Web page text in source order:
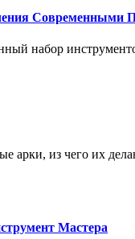
Современными
набор
арки, из чего их
Мастера